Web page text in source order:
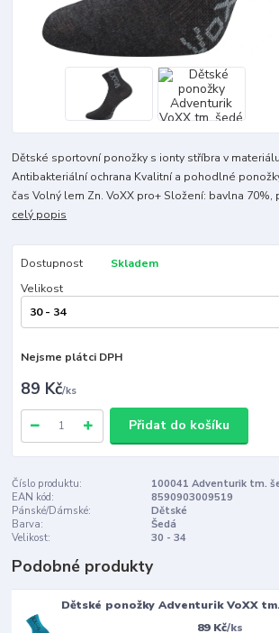
Dětské sportovní ponožky s ionty stříbra v
Antibakteriální ochrana Kvalitní a pohodlné
čas Volný lem Zn. VoXX pro+ Složení: bavlna 70%,
celý popis
Dostupnost
Skladem
Velikost
Nejsme plátci DPH
89 Kč/ks
Přidat do košíku
Číslo produktu:
100041 Adventurik tm.
EAN kód:
8590903009519
Pánské/Dámské:
Dětské
Barva:
Šedá
Velikost:
30 - 34
Podobné produkty
Dětské ponožky Adventurik VoXX
89 Kč/ks